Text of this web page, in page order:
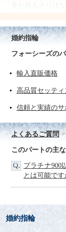
見た目もさりげ
にありがとうご
大切にしていき
今後ともよろし
二人で外出す
つけています。
評価：
大阪府 NM様
彼女がこだわっ
得のいくリング
特に太陽光の下
ています。
彼女もとても喜
した。
婚約指輪
フォーシーズの
輸入直販価格
高品質セッティ
信頼と実績のサ
よくあるご質問
このパートの主
プラチナ900
とは可能です
婚約指輪